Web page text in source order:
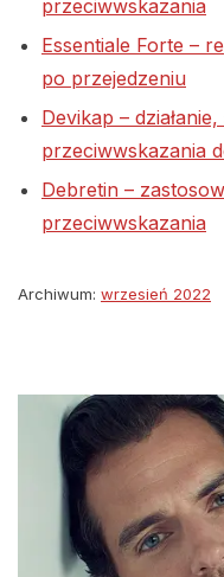
przeciwwskazania
Essentiale Forte –
po przejedzeniu
Devikap –
przeciwwskazania
Debretin –
przeciwwskazania
Archiwum: wrzesień 2022